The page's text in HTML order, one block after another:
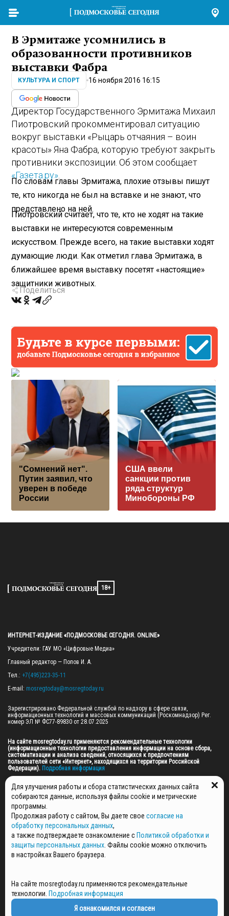
В Эрмитаже усомнились в
образованности противников
выставки Фабра
КУЛЬТУРА И СПОРТ 16 ноября 2016 16:15
Директор Государственного Эрмитажа Михаил
Пиотровский прокомментировал ситуацию
вокруг выставки «Рыцарь отчаяния – воин
красоты» Яна Фабра, которую требуют закрыть
противники экспозиции. Об этом сообщает
«Газета.ру»
По словам главы Эрмитажа, плохие отзывы пишут
те, кто никогда не был на вставке и не знают, что
представлено на ней.
Пиотровский считает, что те, кто не ходят на такие
выставки не интересуются современным
искусством. Прежде всего, на такие выставки ходят
думающие люди. Как отметил глава Эрмитажа, в
ближайшее время выставку посетят «настоящие»
защитники животных.
Поделиться
"Сомнений нет".
Путин заявил, что
уверен в победе
России
США ввели
санкции против
ряда структур
Минобороны РФ
18+
ИНТЕРНЕТ-ИЗДАНИЕ «ПОДМОСКОВЬЕ СЕГОДНЯ. ONLINE»
Учредители: ГАУ МО «Цифровые Медиа»
Главный редактор — Попов И. А.
Тел.: +7(495)223-35-11
E-mail: mosregtoday@mosregtoday.ru
Зарегистрировано Федеральной службой по надзору в сфере связи,
информационных технологий и массовых коммуникаций (Роскомнадзор) Рег.
номер ЭЛ № ФС77-89830 от 28.07.2025
На сайте mosregtoday.ru применяются рекомендательные технологии
(информационные технологии предоставления информации на основе сбора,
систематизации и анализа сведений, относящихся к предпочтениям
пользователей сети «Интернет», находящихся на территории Российской
Федерации). Подробная информация
© 2026 ПРАВА НА ВСЕ МАТЕРИАЛЫ САЙТА ПРИНАДЛЕЖАТ ГАУ МО "ЦИФРОВЫЕ
МЕДИА" (ОГРН: 1255000059467).
ПОЛИТИКА ОБРАБОТКИ И ЗАЩИТЫ ПЕРСОНАЛЬНЫХ ДАННЫХ
НОВОСТИ
ГАЗЕТЫ
РЕКЛАМОДАТЕЛЯМ
СПЕЦПРОЕКТЫ
СТАТЬИ
ПОЛИТИКА КОНФИДЕНЦИАЛЬНОСТИ
Для улучшения работы и сбора статистических данных сайта
собираются данные, используя файлы cookie и метрические
программы.
Продолжая работу с сайтом, Вы даете свое согласие на
обработку персональных данных,
а также подтверждаете ознакомление с Политикой обработки и
защиты персональных данных . Файлы cookie можно отключить
в настройках Вашего браузера.
На сайте mosregtoday.ru применяются рекомендательные
технологии. Подробная информация
Я ознакомился и согласен